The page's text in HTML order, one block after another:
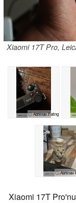
Xiaomi 17T Pro,
ⓘ Abhinav Fating
ⓘ Abhinav
Xiaomi 17T